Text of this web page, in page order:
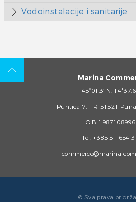
Vodoinstalacije i sanitarije
Marina
45°01,3’ N,
Puntica 7, HR-51521
OIB
Tel. +385 51 654
commerce@marina-
© Sva prava